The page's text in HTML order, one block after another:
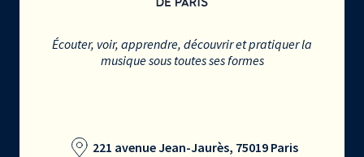
Écouter, voir, apprendre, découvrir et pratiquer la
musique sous toutes ses formes
221 avenue Jean-Jaurès, 75019 Paris